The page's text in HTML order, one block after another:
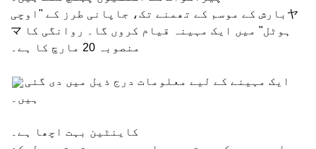
بارش کے موسم کے تھمنے تک، جاپانی طرز کے "اوچیヤ
マ ہوٹل" میں ایک مہینہ قیام کروں گا۔ روانگی کا
منصوبہ 20 مارچ کا ہے۔
ایک مہینے کے لیے معلومات درج ذیل میں دی گئی
ہیں۔
کاینٹین بہت اچھا ہے۔